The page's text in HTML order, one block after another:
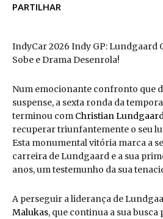
PARTILHAR
IndyCar 2026 Indy GP: Lundgaard
Sobe e Drama Desenrola!
Num emocionante confronto que
suspense, a sexta ronda da
terminou com Christian
recuperar triunfantemente o seu
Esta monumental vitória marca a
carreira de Lundgaard e a sua
anos, um testemunho da sua
A perseguir a liderança de
Malukas, que continua a sua